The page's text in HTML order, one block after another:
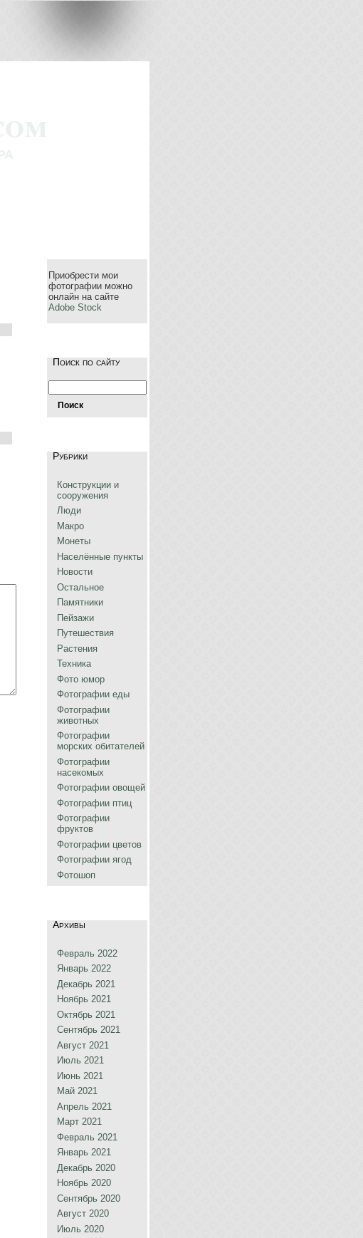
Приобрести мои
фотографии можно
онлайн на сайте
Adobe Stock
Поиск по сайту
Рубрики
Конструкции и
сооружения
Люди
Макро
Монеты
Населённые пункты
Новости
Остальное
Памятники
Пейзажи
Путешествия
Растения
Техника
Фото юмор
Фотографии еды
Фотографии
животных
Фотографии
морских обитателей
Фотографии
насекомых
Фотографии овощей
Фотографии птиц
Фотографии
фруктов
Фотографии цветов
Фотографии ягод
Фотошоп
Архивы
Февраль 2022
Январь 2022
Декабрь 2021
Ноябрь 2021
Октябрь 2021
Сентябрь 2021
Август 2021
Июль 2021
Июнь 2021
Май 2021
Апрель 2021
Март 2021
Февраль 2021
Январь 2021
Декабрь 2020
Ноябрь 2020
Сентябрь 2020
Август 2020
Июль 2020